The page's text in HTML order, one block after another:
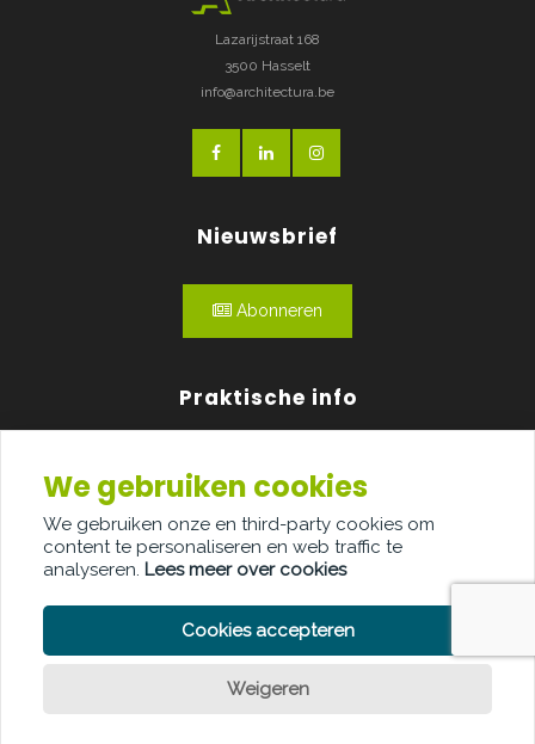
Lazarijstraat 168
3500 Hasselt
info@architectura.be
Nieuwsbrief
Abonneren
Praktische info
Over ons
Adverteren
Contact
We gebruiken cookies
We gebruiken onze en third-party cookies om
content te personaliseren en web traffic te
analyseren. Lees meer over cookies
Cookies accepteren
Weigeren